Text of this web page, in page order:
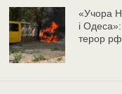
«Учора
і
терор